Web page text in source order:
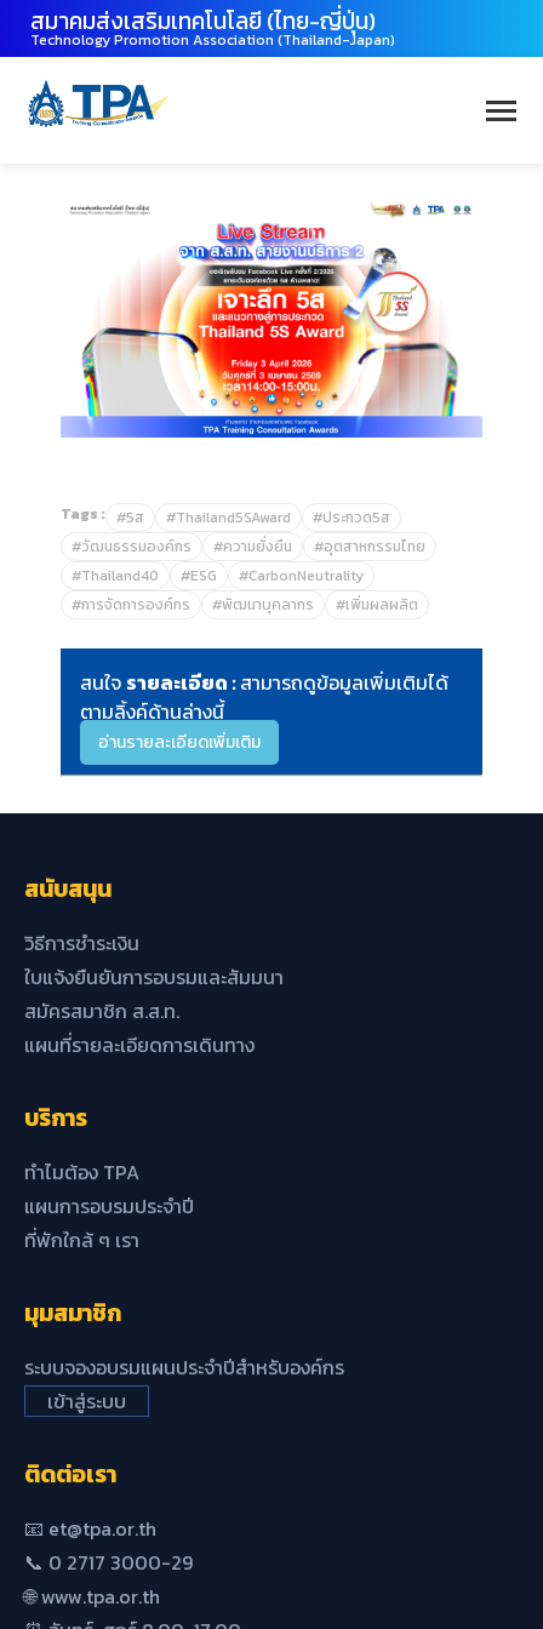
สมาคมส่งเสริมเทคโนโลยี (ไทย-ญี่ปุ่น)
Technology Promotion Association (Thailand-Japan)
Tags : #5ส #Thailand5SAward
#ประกวด5ส
#วัฒนธรรมองค์กร
#ความยั่งยืน
#อุตสาหกรรมไทย
#Thailand40
#ESG
#CarbonNeutrality
#การจัดการองค์กร
#พัฒนาบุคลากร #เพิ่มผลผลิต
สนใจ รายละเอียด :สามารถดูข้อมูลเพิ่มเติมได้
ตามลิ้งค์ด้านล่างนี้
อ่านรายละเอียดเพิ่มเติม
สนับสนุน
วิธีการชำระเงิน
ใบแจ้งยืนยันการอบรมและสัมมนา
สมัครสมาชิก ส.ส.ท.
แผนที่รายละเอียดการเดินทาง
บริการ
ทำไมต้อง TPA
แผนการอบรมประจำปี
ที่พักใกล้ ๆ เรา
มุมสมาชิก
ระบบจองอบรมแผนประจำปีสำหรับองค์กร
เข้าสู่ระบบ
ติดต่อเรา
📧 et@tpa.or.th
📞 0 2717 3000-29
🌐 www.tpa.or.th